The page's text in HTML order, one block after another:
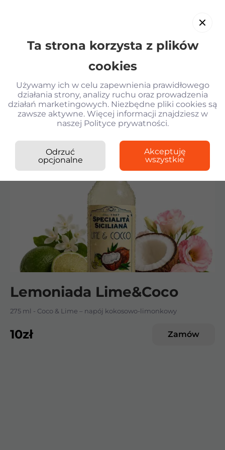
Ta strona korzysta z plików
cookies
Używamy ich w celu zapewnienia prawidłowego
działania strony, analizy ruchu oraz prowadzenia
działań marketingowych. Niezbędne pliki cookies są
zawsze aktywne. Więcej informacji znajdziesz w
naszej Polityce prywatności.
Odrzuć
opcjonalne
Akceptuję
wszystkie
Wróć
Kilogram Sushi › Napoje › Lemoniada Lime&Coco
Sałatka z krewetkami i parmesanem KG
Gyoza z kurczakiem i sosem Unagi
Gunkany z tunczykiem spicy
Lemoniada Lime&Coco
Lemoniada Lime&Coco
275 ml - Coco & Lime – napój kokosowo-limonkowy
10zł Zamów